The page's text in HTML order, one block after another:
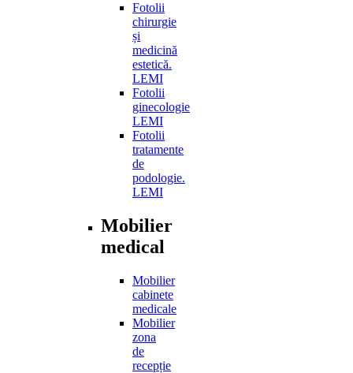
Fotolii
chirurgie
și
medicină
estetică.
LEMI
Fotolii
ginecologie
LEMI
Fotolii
tratamente
de
podologie.
LEMI
Mobilier
medical
Mobilier
cabinete
medicale
Mobilier
zona
de
recepție